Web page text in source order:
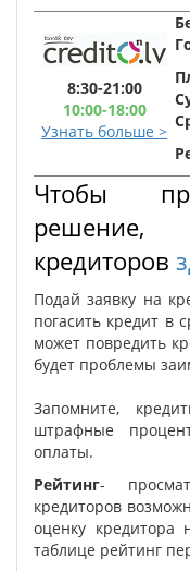
8:30-21:00
10:00-18:00
Узнать больше >
Чтобы
решение,
кредиторов
Подай заявку на
погасить кредит в
может повредить
будет проблемы
Запомните,
штрафные
оплаты.
Рейтинг-
кредиторов
оценку кредитора
таблице рейтинг